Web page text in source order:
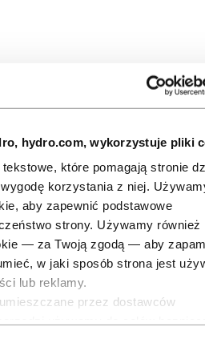
hydro.com, wykorzystuje pliki
które pomagają stronie
wygodę korzystania z niej.
aby zapewnić podstawowe
strony. Używamy również
— za Twoją zgodą — aby
w jaki sposób strona jest
lub reklamy.
przez dostawców
i branża offshore
wymienniki ciepła
rurowo-żebrowe